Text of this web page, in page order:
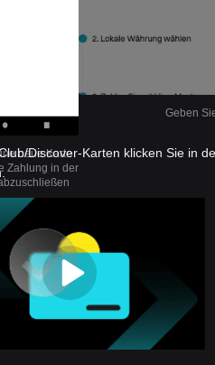
neue Karte
Zahlung in der
Geben
Discover-Karten klicken Sie in